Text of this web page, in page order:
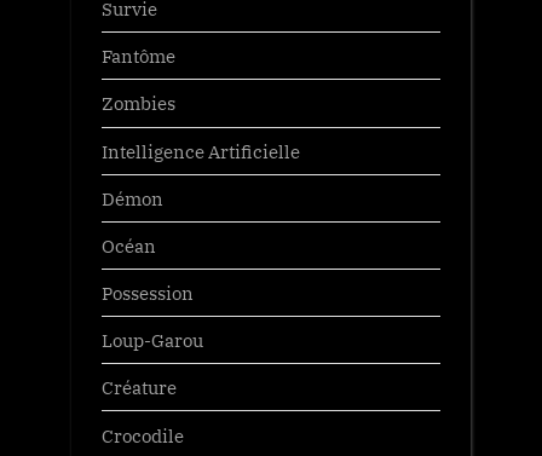
Survie
Fantôme
Zombies
Intelligence Artificielle
Démon
Océan
Possession
Loup-Garou
Créature
Crocodile